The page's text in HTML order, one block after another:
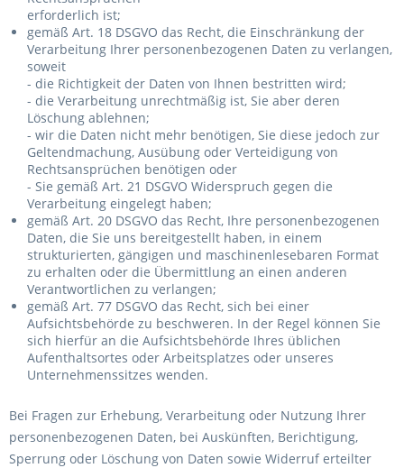
erforderlich ist;
gemäß Art. 18 DSGVO das Recht, die Einschränkung der
Verarbeitung Ihrer personenbezogenen Daten zu verlangen,
soweit
- die Richtigkeit der Daten von Ihnen bestritten wird;
- die Verarbeitung unrechtmäßig ist, Sie aber deren
Löschung ablehnen;
- wir die Daten nicht mehr benötigen, Sie diese jedoch zur
Geltendmachung, Ausübung oder Verteidigung von
Rechtsansprüchen benötigen oder
- Sie gemäß Art. 21 DSGVO Widerspruch gegen die
Verarbeitung eingelegt haben;
gemäß Art. 20 DSGVO das Recht, Ihre personenbezogenen
Daten, die Sie uns bereitgestellt haben, in einem
strukturierten, gängigen und maschinenlesebaren Format
zu erhalten oder die Übermittlung an einen anderen
Verantwortlichen zu verlangen;
gemäß Art. 77 DSGVO das Recht, sich bei einer
Aufsichtsbehörde zu beschweren. In der Regel können Sie
sich hierfür an die Aufsichtsbehörde Ihres üblichen
Aufenthaltsortes oder Arbeitsplatzes oder unseres
Unternehmenssitzes wenden.
Bei Fragen zur Erhebung, Verarbeitung oder Nutzung Ihrer
personenbezogenen Daten, bei Auskünften, Berichtigung,
Sperrung oder Löschung von Daten sowie Widerruf erteilter